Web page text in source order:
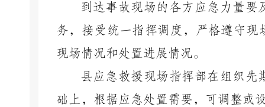
到达事故现场的各方应急力量
务，接受统一指挥调度，严格遵守
现场情况和处置进展情况。
县应急救援现场指挥部在组织
础上，根据应急处置需要，可调整或